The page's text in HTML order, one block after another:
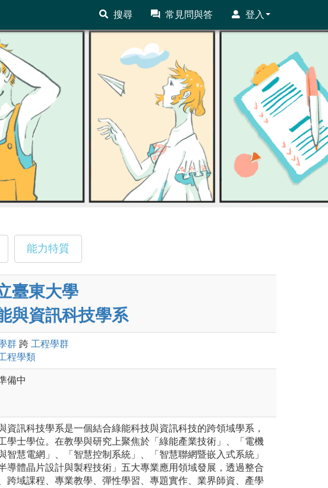
搜尋 常見問與答 登入
能力特質
臺東大學
與資訊科技學系
群 跨 工程學群
程學類
備中
資訊科技學系是一個結合綠能科技與資訊科技的跨領域學系，
學士學位。在教學與研究上聚焦於「綠能產業技術」、「電機
智慧電網」、「智慧控制系統」、「智慧聯網暨嵌入式系統」
導體晶片設計與製程技術」五大專業應用領域發展，透過整合
跨域課程、專業教學、彈性學習、專題實作、業界師資、產學